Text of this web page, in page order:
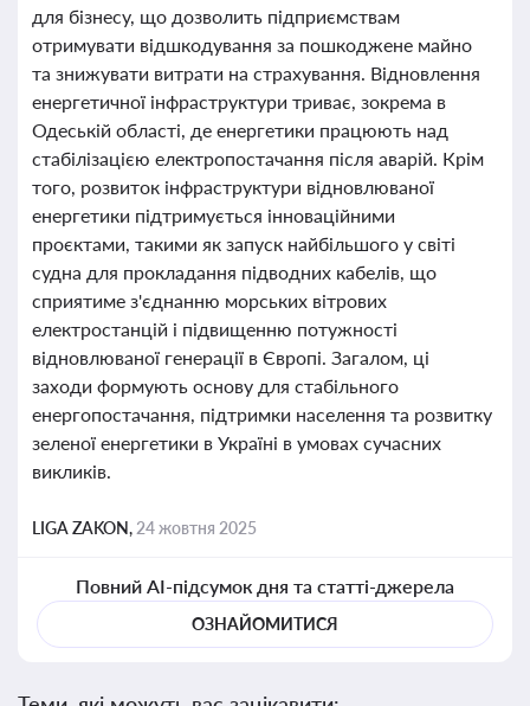
для бізнесу, що дозволить підприємствам
отримувати відшкодування за пошкоджене майно
та знижувати витрати на страхування. Відновлення
енергетичної інфраструктури триває, зокрема в
Одеській області, де енергетики працюють над
стабілізацією електропостачання після аварій. Крім
того, розвиток інфраструктури відновлюваної
енергетики підтримується інноваційними
проєктами, такими як запуск найбільшого у світі
судна для прокладання підводних кабелів, що
сприятиме з'єднанню морських вітрових
електростанцій і підвищенню потужності
відновлюваної генерації в Європі. Загалом, ці
заходи формують основу для стабільного
енергопостачання, підтримки населення та розвитку
зеленої енергетики в Україні в умовах сучасних
викликів.
LIGA ZAKON, 24 жовтня 2025
Повний AI-підсумок дня та статті-джерела
ОЗНАЙОМИТИСЯ